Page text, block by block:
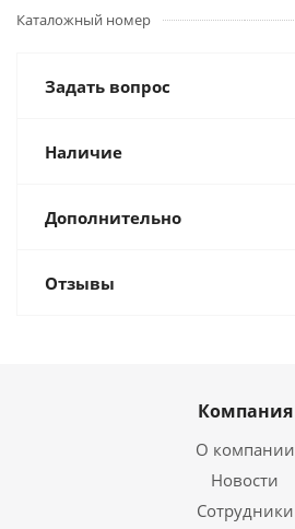
Каталожный номер
Задать вопрос
Наличие
Дополнительно
Отзывы
Компания
О компании
Новости
Сотрудники